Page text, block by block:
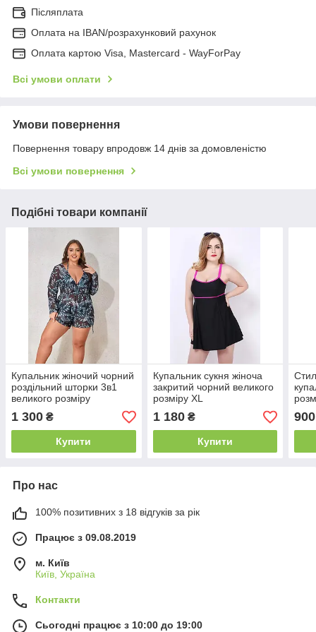
Післяплата
Оплата на IBAN/розрахунковий рахунок
Оплата картою Visa, Mastercard - WayForPay
Всі умови оплати
Умови повернення
Повернення товару впродовж 14 днів за домовленістю
Всі умови повернення
Подібні товари компанії
Купальник жіночий чорний
роздільний шторки 3в1
великого розміру
1 300 ₴
Купити
Купальник сукня жіноча
закритий чорний великого
розміру XL
1 180₴
Купити
900
Про нас
100% позитивних з 18 відгуків за рік
Працює з 09.08.2019
м. Київ
Київ, Україна
Контакти
Сьогодні працює з 10:00 до 19:00